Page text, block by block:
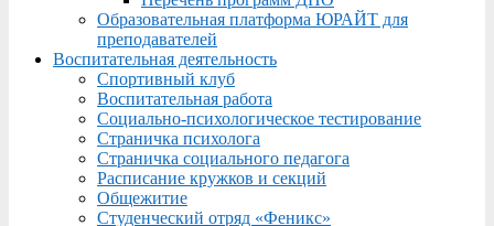
Образовательная платформа ЮРАЙТ для
преподавателей
Воспитательная деятельность
Спортивный клуб
Воспитательная работа
Социально-психологическое тестирование
Страничка психолога
Страничка социального педагога
Расписание кружков и секций
Общежитие
Студенческий отряд «Феникс»